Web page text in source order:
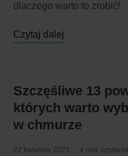
dlaczego warto to zrobić!
Czytaj dalej
Szczęśliwe 13
których warto
w chmurze
22 kwietnia 2021 4 min. czytania